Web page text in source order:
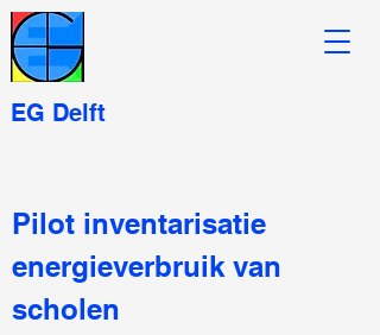
EG Delft
Pilot inventarisatie
energieverbruik van
scholen